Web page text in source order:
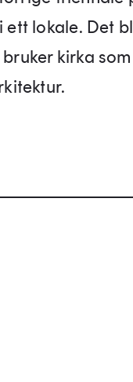
ett lokale. Det
kirka som